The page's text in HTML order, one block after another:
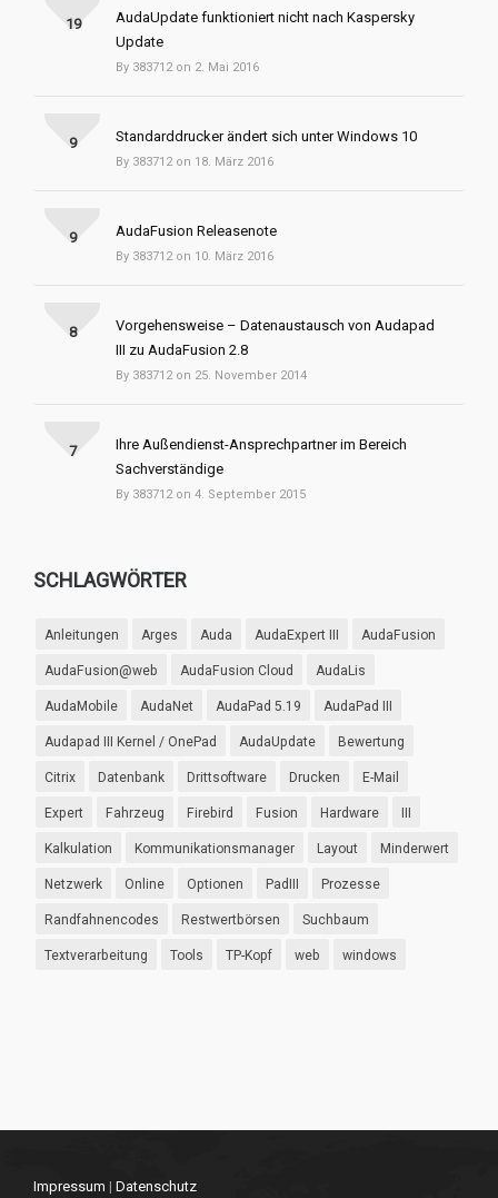
AudaUpdate funktioniert nicht nach Kaspersky
Update
By 383712 on 2. Mai 2016
19
Standarddrucker ändert sich unter Windows 10
By 383712 on 18. März 2016
9
AudaFusion Releasenote
By 383712 on 10. März 2016
9
Vorgehensweise – Datenaustausch von Audapad
III zu AudaFusion 2.8
By 383712 on 25. November 2014
8
Ihre Außendienst-Ansprechpartner im Bereich
Sachverständige
By 383712 on 4. September 2015
7
SCHLAGWÖRTER
Anleitungen Arges Auda AudaExpert III AudaFusion
AudaFusion@web AudaFusion Cloud AudaLis
AudaMobile AudaNet AudaPad 5.19 AudaPad III
Audapad III Kernel / OnePad AudaUpdate Bewertung
Citrix Datenbank Drittsoftware Drucken E-Mail
Expert Fahrzeug Firebird Fusion Hardware
Kalkulation Kommunikationsmanager Layout Minderwert
Netzwerk Online Optionen PadIII Prozesse
Randfahnencodes Restwertbörsen Suchbaum
Textverarbeitung Tools TP-Kopf web windows
Impressum | Datenschutz